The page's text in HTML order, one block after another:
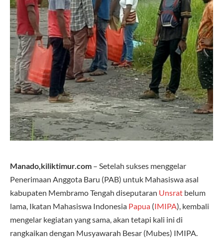
Manado,kiliktimur.com – Setelah sukses menggelar
Penerimaan Anggota Baru (PAB) untuk Mahasiswa asal
kabupaten Membramo Tengah diseputaran Unsrat belum
lama, Ikatan Mahasiswa Indonesia Papua (IMIPA), kembali
mengelar kegiatan yang sama, akan tetapi kali ini di
rangkaikan dengan Musyawarah Besar (Mubes) IMIPA.